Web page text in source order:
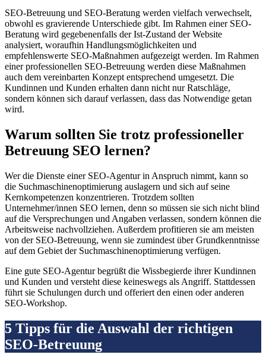
SEO-Betreuung und SEO-Beratung werden vielfach verwechselt,
obwohl es gravierende Unterschiede gibt. Im Rahmen einer SEO-
Beratung wird gegebenenfalls der Ist-Zustand der Website
analysiert, woraufhin Handlungsmöglichkeiten und
empfehlenswerte SEO-Maßnahmen aufgezeigt werden. Im Rahmen
einer professionellen SEO-Betreuung werden diese Maßnahmen
auch dem vereinbarten Konzept entsprechend umgesetzt. Die
Kundinnen und Kunden erhalten dann nicht nur Ratschläge,
sondern können sich darauf verlassen, dass das Notwendige getan
wird.
Warum sollten Sie trotz professioneller
Betreuung SEO lernen?
Wer die Dienste einer SEO-Agentur in Anspruch nimmt, kann so
die Suchmaschinenoptimierung auslagern und sich auf seine
Kernkompetenzen konzentrieren. Trotzdem sollten
Unternehmer/innen SEO lernen, denn so müssen sie sich nicht blind
auf die Versprechungen und Angaben verlassen, sondern können die
Arbeitsweise nachvollziehen. Außerdem profitieren sie am meisten
von der SEO-Betreuung, wenn sie zumindest über Grundkenntnisse
auf dem Gebiet der Suchmaschinenoptimierung verfügen.
Eine gute SEO-Agentur begrüßt die Wissbegierde ihrer Kundinnen
und Kunden und versteht diese keineswegs als Angriff. Stattdessen
führt sie Schulungen durch und offeriert den einen oder anderen
SEO-Workshop.
5 Tipps für die Auswahl der richtigen
SEO-Betreuung